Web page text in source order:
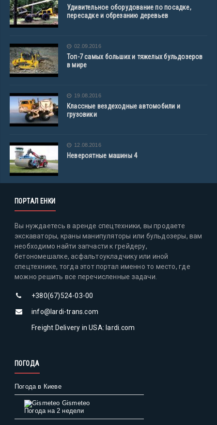
Удивительное оборудование по посадке,
пересадке и обрезанию деревьев
02.09.2016
Топ-7 самых больших и тяжелых бульдозеров
в мире
19.08.2016
Классные вездеходные автомобили и
грузовики
12.08.2016
Невероятные машины 4
ПОРТАЛ ЕНКИ
Вы нуждаетесь в аренде спецтехники, вы продаете
экскаваторы, краны манипуляторы или бульдозеры, вам
необходимо найти запчасти к грейдеру,
бетономешалке, асфальтоукладчику или иной
спецтехнике, тогда этот портал именно то место, где
можно решить все перечисленные задачи.
+380(67)524-03-00
info@lardi-trans.com
Freight Delivery in USA: lardi.com
ПОГОДА
Погода в Киеве
Gismeteo
Погода на 2 недели